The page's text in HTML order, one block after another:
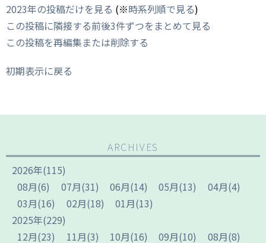
2023年の投稿だけを見る (※時系列順で見る)
この投稿に隣接する前後3件ずつをまとめて見る
この投稿を再編集または削除する
初期表示に戻る
ARCHIVES
2026年(115)
08月(6) 07月(31) 06月(14) 05月(13) 04月(4)
03月(16) 02月(18) 01月(13)
2025年(229)
12月(23) 11月(3) 10月(16) 09月(10) 08月(8)